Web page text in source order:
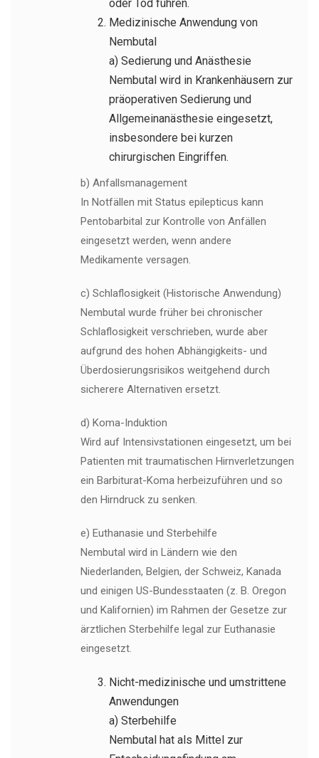
oder Tod führen.
Medizinische Anwendung von
Nembutal
a) Sedierung und Anästhesie
Nembutal wird in Krankenhäusern zur
präoperativen Sedierung und
Allgemeinanästhesie eingesetzt,
insbesondere bei kurzen
chirurgischen Eingriffen.
b) Anfallsmanagement
In Notfällen mit Status epilepticus kann
Pentobarbital zur Kontrolle von Anfällen
eingesetzt werden, wenn andere
Medikamente versagen.
c) Schlaflosigkeit (Historische Anwendung)
Nembutal wurde früher bei chronischer
Schlaflosigkeit verschrieben, wurde aber
aufgrund des hohen Abhängigkeits- und
Überdosierungsrisikos weitgehend durch
sicherere Alternativen ersetzt.
d) Koma-Induktion
Wird auf Intensivstationen eingesetzt, um bei
Patienten mit traumatischen Hirnverletzungen
ein Barbiturat-Koma herbeizuführen und so
den Hirndruck zu senken.
e) Euthanasie und Sterbehilfe
Nembutal wird in Ländern wie den
Niederlanden, Belgien, der Schweiz, Kanada
und einigen US-Bundesstaaten (z. B. Oregon
und Kalifornien) im Rahmen der Gesetze zur
ärztlichen Sterbehilfe legal zur Euthanasie
eingesetzt.
Nicht-medizinische und umstrittene
Anwendungen
a) Sterbehilfe
Nembutal hat als Mittel zur